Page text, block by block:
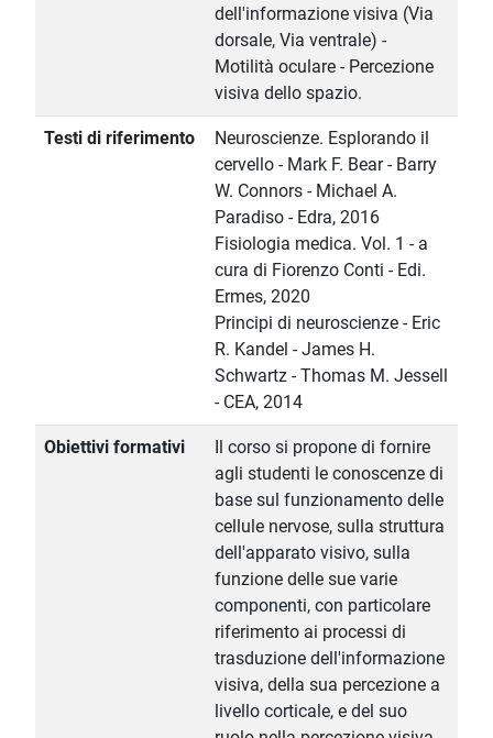
dell'informazione visiva (Via
dorsale, Via ventrale) -
Motilità oculare - Percezione
visiva dello spazio.
Testi di riferimento
Neuroscienze. Esplorando il
cervello - Mark F. Bear - Barry
W. Connors - Michael A.
Paradiso - Edra, 2016
Fisiologia medica. Vol. 1 - a
cura di Fiorenzo Conti - Edi.
Ermes, 2020
Principi di neuroscienze - Eric
R. Kandel - James H.
Schwartz - Thomas M. Jessell
- CEA, 2014
Obiettivi formativi
Il corso si propone di fornire
agli studenti le conoscenze di
base sul funzionamento delle
cellule nervose, sulla struttura
dell'apparato visivo, sulla
funzione delle sue varie
componenti, con particolare
riferimento ai processi di
trasduzione dell'informazione
visiva, della sua percezione a
livello corticale, e del suo